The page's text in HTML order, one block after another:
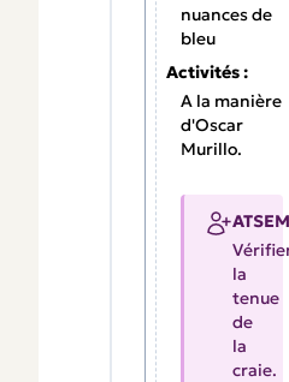
nuances de
bleu
Activités :
A la manière
d'Oscar
Murillo.
ATSEM
la
tenue
de
la
craie.